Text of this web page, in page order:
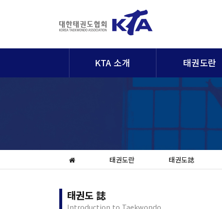
KTA 소개 태권도란
태권도란 태권도誌
태권도 誌
Introduction to Taekwondo